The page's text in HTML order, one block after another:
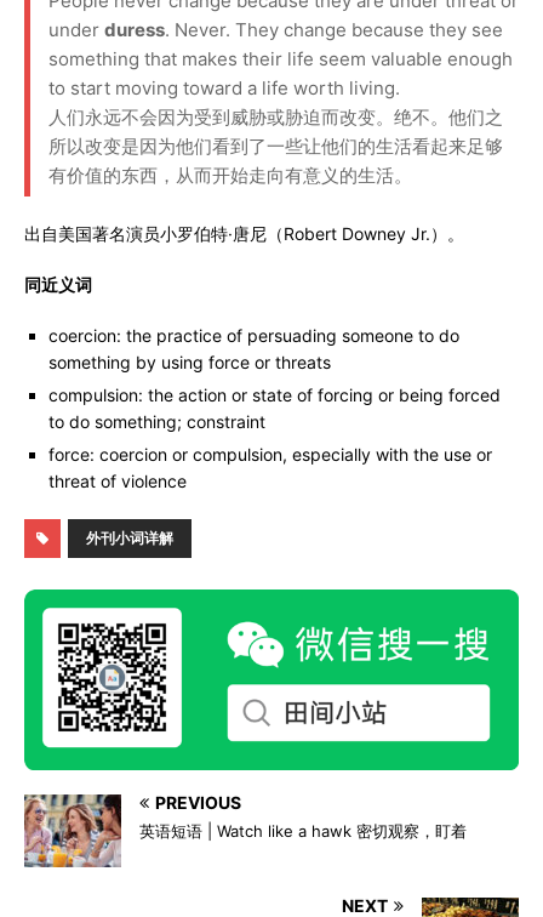
under duress. Never. They change because they see
something that makes their life seem valuable enough
to start moving toward a life worth living.
人们永远不会因为受到威胁或胁迫而改变。绝不。他们之
所以改变是因为他们看到了一些让他们的生活看起来足够
有价值的东西，从而开始走向有意义的生活。
出自美国著名演员小罗伯特·唐尼（Robert Downey Jr.）。
同近义词
coercion: the practice of persuading someone to do
something by using force or threats
compulsion: the action or state of forcing or being forced
to do something; constraint
force: coercion or compulsion, especially with the use or
threat of violence
外刊小词详解
PREVIOUS
英语短语 | Watch like a hawk 密切观察，盯着
NEXT